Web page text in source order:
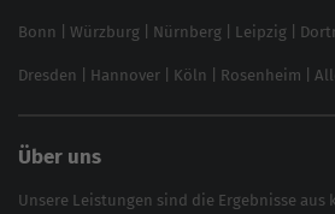
Brand Monitoring 2025
Bonn Würzburg Nürnberg Leipzig
Dresden Hannover Köln Rosenheim
Über uns
Unsere Leistungen sind die Ergebnisse aus